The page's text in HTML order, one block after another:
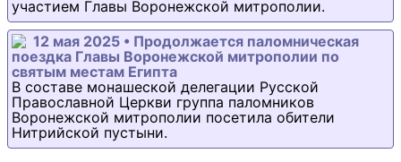
участием Главы Воронежской митрополии.
12 мая 2025 • Продолжается паломническая
поездка Главы Воронежской митрополии по
святым местам Египта
В составе монашеской делегации Русской
Православной Церкви группа паломников
Воронежской митрополии посетила обители
Нитрийской пустыни.